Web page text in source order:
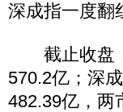
深成指一度翻
截止收盘，
570.2亿；深
482.39亿，两